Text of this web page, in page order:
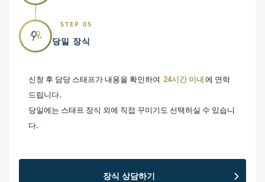
STEP 05
당일 장식
신청 후 담당 스태프가 내용을 확인하여 24시간 이내에 연락
드립니다.
당일에는 스태프 장식 외에 직접 꾸미기도 선택하실 수 있습니
다.
장식 상담하기